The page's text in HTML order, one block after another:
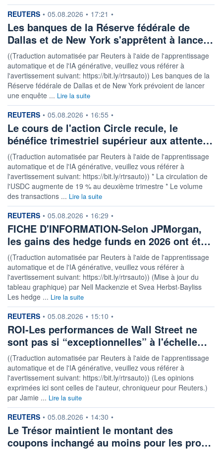
information fournie par
REUTERS • 05.08.2026 • 17:21 •
Les banques de la Réserve fédérale de
Dallas et de New York s'apprêtent à lance…
((Traduction automatisée par Reuters à l'aide de l'apprentissage
automatique et de l'IA générative, veuillez vous référer à
l'avertissement suivant: https://bit.ly/rtrsauto)) Les banques de la
Réserve fédérale de Dallas et de New York prévoient de lancer
une enquête ... Lire la suite
information fournie par
REUTERS • 05.08.2026 • 16:55 •
Le cours de l'action Circle recule, le
bénéfice trimestriel supérieur aux attente…
((Traduction automatisée par Reuters à l'aide de l'apprentissage
automatique et de l'IA générative, veuillez vous référer à
l'avertissement suivant: https://bit.ly/rtrsauto)) * La circulation de
l'USDC augmente de 19 % au deuxième trimestre * Le volume
des transactions ... Lire la suite
information fournie par
REUTERS • 05.08.2026 • 16:29 •
FICHE D'INFORMATION-Selon JPMorgan,
les gains des hedge funds en 2026 ont ét…
((Traduction automatisée par Reuters à l'aide de l'apprentissage
automatique et de l'IA générative, veuillez vous référer à
l'avertissement suivant: https://bit.ly/rtrsauto)) (Mise à jour du
tableau graphique) par Nell Mackenzie et Svea Herbst-Bayliss
Les hedge ... Lire la suite
information fournie par
REUTERS • 05.08.2026 • 15:10 •
ROI-Les performances de Wall Street ne
sont pas si “exceptionnelles” à l'échelle…
((Traduction automatisée par Reuters à l'aide de l'apprentissage
automatique et de l'IA générative, veuillez vous référer à
l'avertissement suivant: https://bit.ly/rtrsauto)) (Les opinions
exprimées ici sont celles de l'auteur, chroniqueur pour Reuters.)
par Jamie ... Lire la suite
information fournie par
REUTERS • 05.08.2026 • 14:30 •
Le Trésor maintient le montant des
coupons inchangé au moins pour les pro…